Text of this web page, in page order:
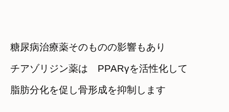
糖尿病治療薬そのものの影響もあり
チアゾリジン薬は　PPARγを活性化して
脂肪分化を促し骨形成を抑制します